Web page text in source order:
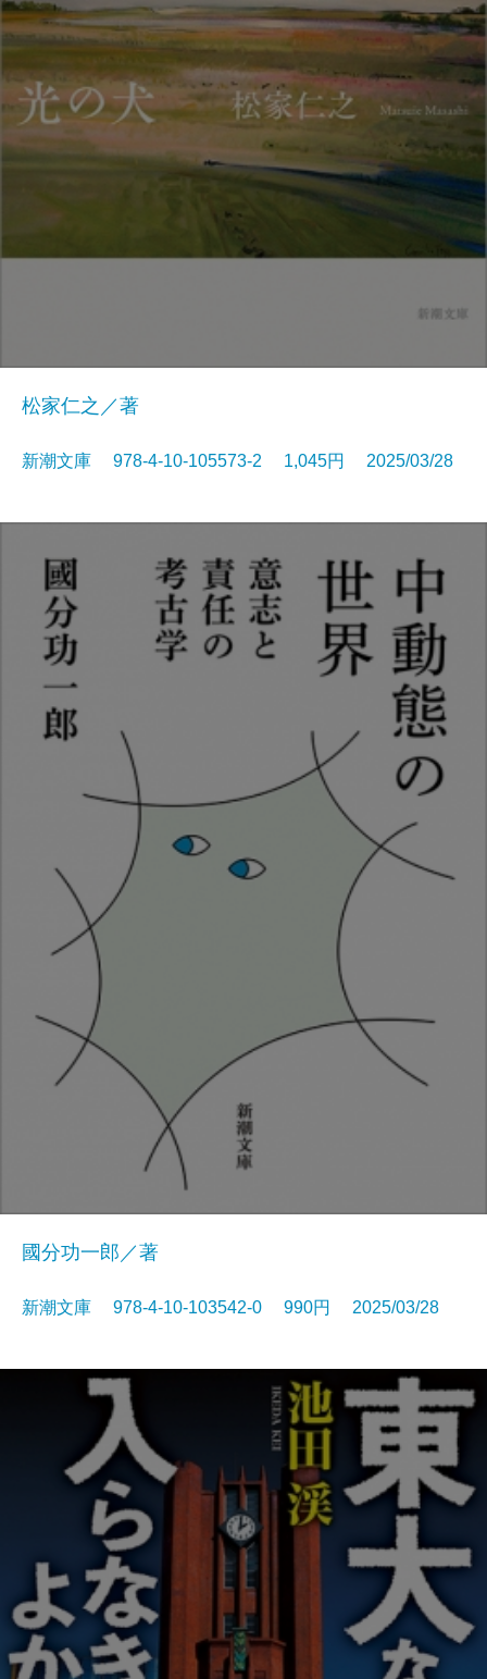
松家仁之／著
新潮文庫 978-4-10-105573-2 1,045円 2025/03/28
國分功一郎／著
新潮文庫 978-4-10-103542-0 990円 2025/03/28